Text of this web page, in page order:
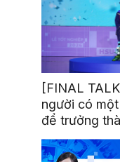
[FINAL
người có
để trưởng